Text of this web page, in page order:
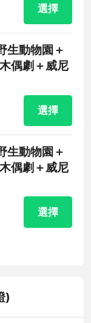
選擇
生動物園＋
偶劇＋威尼
選擇
生動物園＋
偶劇＋威尼
選擇
)